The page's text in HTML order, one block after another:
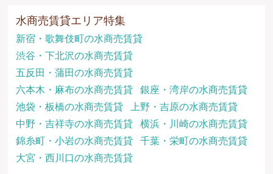
水商売賃貸エリア特集
新宿・歌舞伎町の水商売賃貸
渋谷・下北沢の水商売賃貸
五反田・蒲田の水商売賃貸
六本木・麻布の水商売賃貸
銀座・湾岸の水商売賃貸
池袋・板橋の水商売賃貸
上野・吉原の水商売賃貸
中野・吉祥寺の水商売賃貸
横浜・川崎の水商売賃貸
錦糸町・小岩の水商売賃貸
千葉・栄町の水商売賃貸
大宮・西川口の水商売賃貸